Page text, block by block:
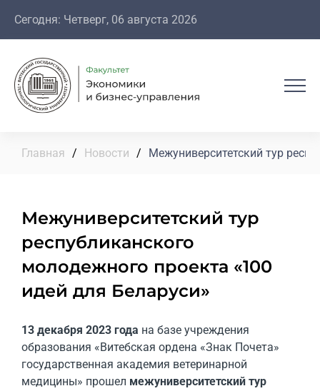
Сегодня: Четверг, 06 августа 2026
Главная / Новости / Межуниверситетский тур
Межуниверситетский тур
республиканского
молодежного проекта «100
идей для Беларуси»
13 декабря 2023 года на базе учреждения
образования «Витебская ордена «Знак Почета»
государственная академия ветеринарной
медицины» прошел межуниверситетский тур